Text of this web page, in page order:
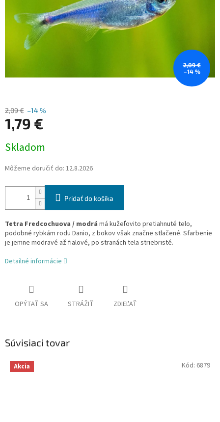
2,09 €
–14 %
2,09 € –14 %
1,79 €
cena:
Skladom
Môžeme doručiť do: 12.8.2026
Pridať do košíka
Tetra Fredcochuova / modrá má kužeľovito pretiahnuté telo,
podobné rybkám rodu Danio, z bokov však značne stlačené. Sfarbenie
je jemne modravé až fialové, po stranách tela striebristé.
Detailné informácie
OPÝTAŤ SA STRÁŽIŤ ZDIEĽAŤ
Súvisiaci tovar
Akcia Kód: 6879